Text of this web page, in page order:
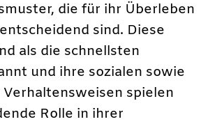
die für ihr Überleben
sind. Diese
als die schnellsten
und ihre sozialen sowie
spielen
Rolle in ihrer